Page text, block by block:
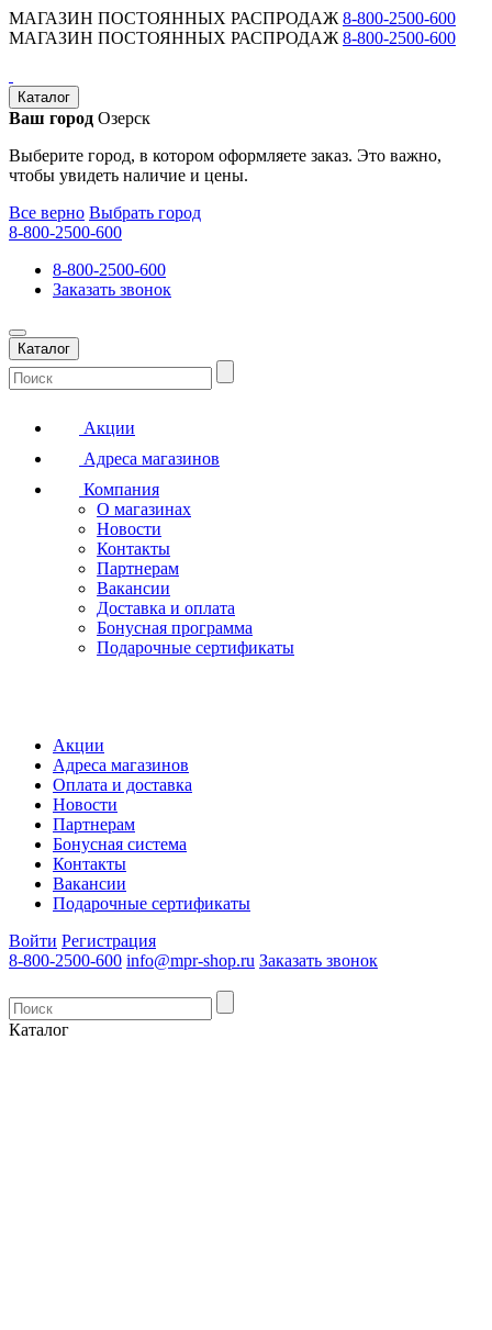
МАГАЗИН ПОСТОЯННЫХ РАСПРОДАЖ 8-800-2500-600
МАГАЗИН ПОСТОЯННЫХ РАСПРОДАЖ 8-800-2500-600
Каталог
Ваш город Озерск
Выберите город, в котором оформляете заказ. Это важно,
чтобы увидеть наличие и цены.
Все верно Выбрать город
8-800-2500-600
8-800-2500-600
Заказать звонок
Каталог
Акции
Адреса магазинов
Компания
О магазинах
Новости
Контакты
Партнерам
Вакансии
Доставка и оплата
Бонусная программа
Подарочные сертификаты
Акции
Адреса магазинов
Оплата и доставка
Новости
Партнерам
Бонусная система
Контакты
Вакансии
Подарочные сертификаты
Войти Регистрация
8-800-2500-600 info@mpr-shop.ru Заказать звонок
Каталог